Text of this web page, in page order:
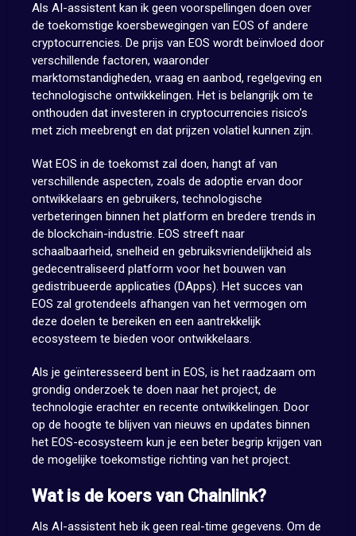
Als AI-assistent kan ik geen voorspellingen doen over
de toekomstige koersbewegingen van EOS of andere
cryptocurrencies. De prijs van EOS wordt beïnvloed door
verschillende factoren, waaronder
marktomstandigheden, vraag en aanbod, regelgeving en
technologische ontwikkelingen. Het is belangrijk om te
onthouden dat investeren in cryptocurrencies risico’s
met zich meebrengt en dat prijzen volatiel kunnen zijn.
Wat EOS in de toekomst zal doen, hangt af van
verschillende aspecten, zoals de adoptie ervan door
ontwikkelaars en gebruikers, technologische
verbeteringen binnen het platform en bredere trends in
de blockchain-industrie. EOS streeft naar
schaalbaarheid, snelheid en gebruiksvriendelijkheid als
gedecentraliseerd platform voor het bouwen van
gedistribueerde applicaties (DApps). Het succes van
EOS zal grotendeels afhangen van het vermogen om
deze doelen te bereiken en een aantrekkelijk
ecosysteem te bieden voor ontwikkelaars.
Als je geïnteresseerd bent in EOS, is het raadzaam om
grondig onderzoek te doen naar het project, de
technologie erachter en recente ontwikkelingen. Door
op de hoogte te blijven van nieuws en updates binnen
het EOS-ecosysteem kun je een beter begrip krijgen van
de mogelijke toekomstige richting van het project.
Wat is de koers van Chainlink?
Als AI-assistent heb ik geen real-time gegevens. Om de